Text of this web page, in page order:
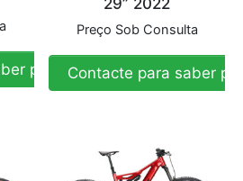
preço
29” 2022
Preço Sob Consulta
Contacte para saber